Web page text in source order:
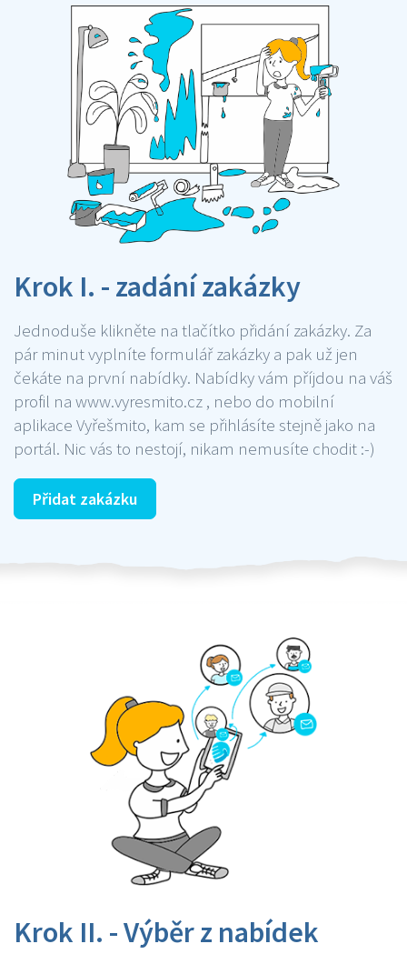
Krok I. - zadání zakázky
Jednoduše klikněte na tlačítko přidání zakázky. Za
pár minut vyplníte formulář zakázky a pak už jen
čekáte na první nabídky. Nabídky vám příjdou na váš
profil na www.vyresmito.cz , nebo do mobilní
aplikace Vyřešmito, kam se přihlásíte stejně jako na
portál. Nic vás to nestojí, nikam nemusíte chodit :-)
Přidat zakázku
Krok II. - Výběr z nabídek